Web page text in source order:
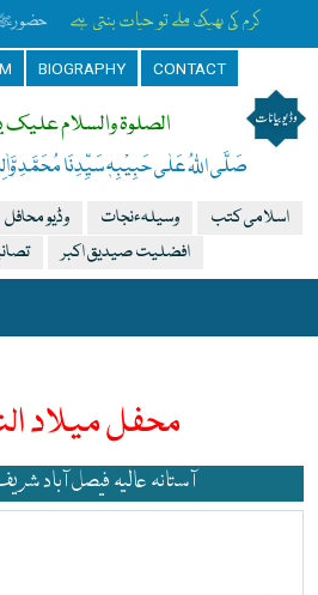
کرم کی بھیک ملے تو حیات بنتی ہے حضورﷺ
BIOGRAPHY CONTACT
الصلوۃ والسلام علیک
صَلَّی اللہُ عَلٰی حَبِیْبِہٖ سَیِّدِنَا مُحَمَّدِ
وڈیو محافل وسیلہءنجات
اسلامی کتب
افضلیت صیدیق اکبر
محفل میلاد
آستانہ عالیہ فیصل آباد